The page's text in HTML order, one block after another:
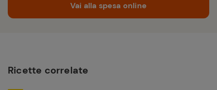
Vai alla spesa online
Ricette correlate